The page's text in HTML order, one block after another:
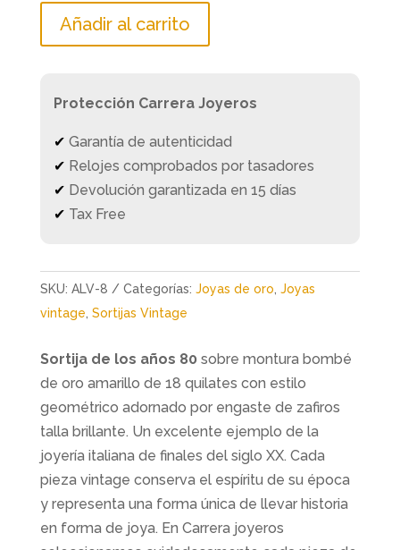
Añadir al carrito
Protección Carrera Joyeros
✔ Garantía de autenticidad
✔ Relojes comprobados por tasadores
✔ Devolución garantizada en 15 días
✔ Tax Free
SKU: ALV-8 Categorías: Joyas de oro Joyas
vintage Sortijas Vintage
Sortija de los años 80 sobre montura bombé
de oro amarillo de 18 quilates con estilo
geométrico adornado por engaste de zafiros
talla brillante. Un excelente ejemplo de la
joyería italiana de finales del siglo XX. Cada
pieza vintage conserva el espíritu de su época
y representa una forma única de llevar historia
en forma de joya. En Carrera joyeros